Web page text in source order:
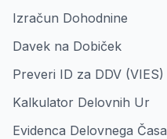
Izračun Dohodnine
Davek na Dobiček
Preveri ID za DDV (VIES)
Kalkulator Delovnih Ur
Evidenca Delovnega Časa